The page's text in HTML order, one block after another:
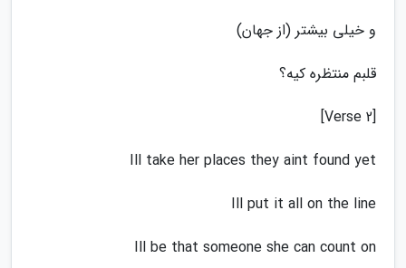
و خیلی بیشتر (از جهان)
قلبم منتظره کیه؟
[Verse 2]
Ill take her places they aint found yet
Ill put it all on the line
Ill be that someone she can count on